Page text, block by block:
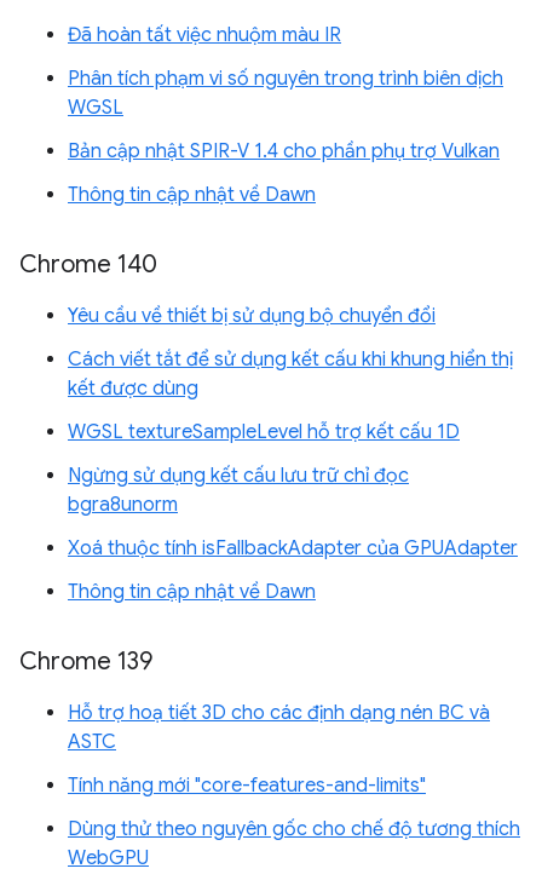
Đã hoàn tất việc nhuộm màu IR
Phân tích phạm vi số nguyên trong trình biên dịch
WGSL
Bản cập nhật SPIR-V 1.4 cho phần phụ trợ Vulkan
Thông tin cập nhật về Dawn
Chrome 140
Yêu cầu về thiết bị sử dụng bộ chuyển đổi
Cách viết tắt để sử dụng kết cấu khi khung hiển thị
kết được dùng
WGSL textureSampleLevel hỗ trợ kết cấu 1D
Ngừng sử dụng kết cấu lưu trữ chỉ đọc
bgra8unorm
Xoá thuộc tính isFallbackAdapter của GPUAdapter
Thông tin cập nhật về Dawn
Chrome 139
Hỗ trợ hoạ tiết 3D cho các định dạng nén BC và
ASTC
Tính năng mới "core-features-and-limits"
Dùng thử theo nguyên gốc cho chế độ tương thích
WebGPU